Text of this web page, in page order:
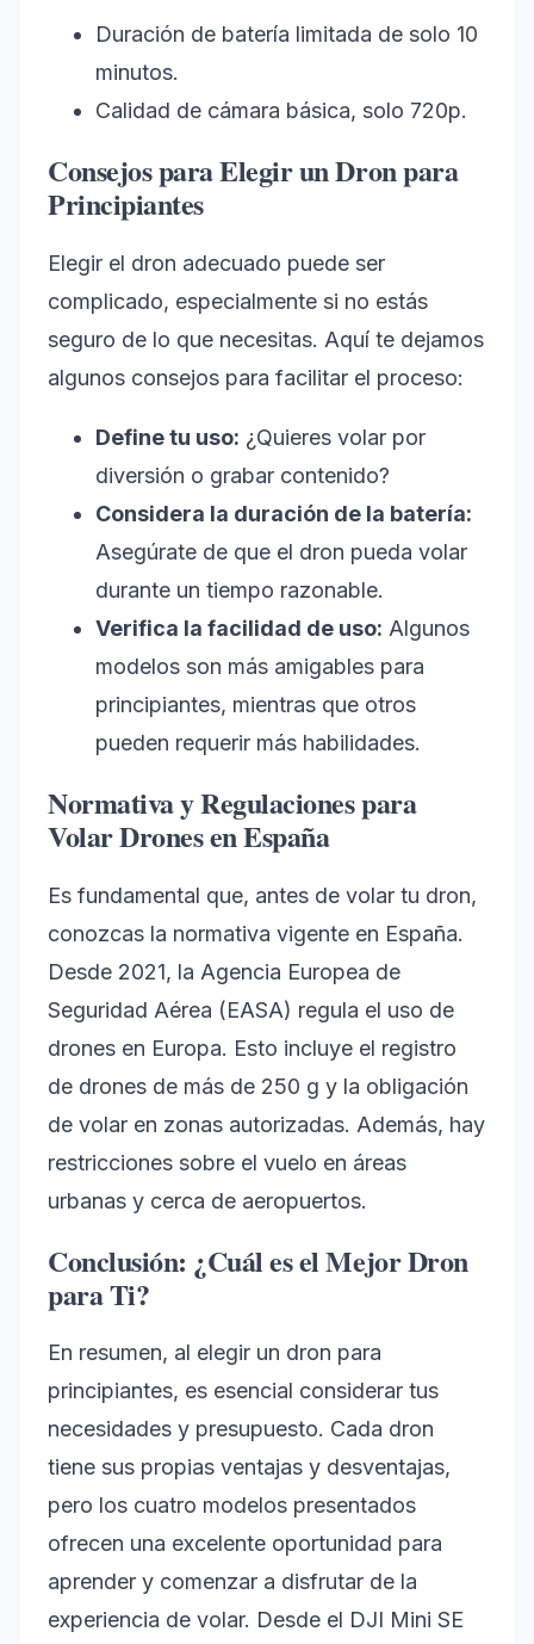
Duración de batería limitada de solo 10
minutos.
Calidad de cámara básica, solo 720p.
Consejos para Elegir un Dron para
Principiantes
Elegir el dron adecuado puede ser
complicado, especialmente si no estás
seguro de lo que necesitas. Aquí te dejamos
algunos consejos para facilitar el proceso:
Define tu uso: ¿Quieres volar por
diversión o grabar contenido?
Considera la duración de la batería:
Asegúrate de que el dron pueda volar
durante un tiempo razonable.
Verifica la facilidad de uso: Algunos
modelos son más amigables para
principiantes, mientras que otros
pueden requerir más habilidades.
Normativa y Regulaciones para
Volar Drones en España
Es fundamental que, antes de volar tu dron,
conozcas la normativa vigente en España.
Desde 2021, la Agencia Europea de
Seguridad Aérea (EASA) regula el uso de
drones en Europa. Esto incluye el registro
de drones de más de 250 g y la obligación
de volar en zonas autorizadas. Además, hay
restricciones sobre el vuelo en áreas
urbanas y cerca de aeropuertos.
Conclusión: ¿Cuál es el Mejor Dron
para Ti?
En resumen, al elegir un dron para
principiantes, es esencial considerar tus
necesidades y presupuesto. Cada dron
tiene sus propias ventajas y desventajas,
pero los cuatro modelos presentados
ofrecen una excelente oportunidad para
aprender y comenzar a disfrutar de la
experiencia de volar. Desde el DJI Mini SE